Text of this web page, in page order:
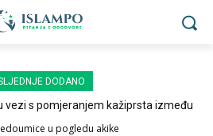
DODANO
vezi s pomjeranjem kažiprsta između
u pogledu akike